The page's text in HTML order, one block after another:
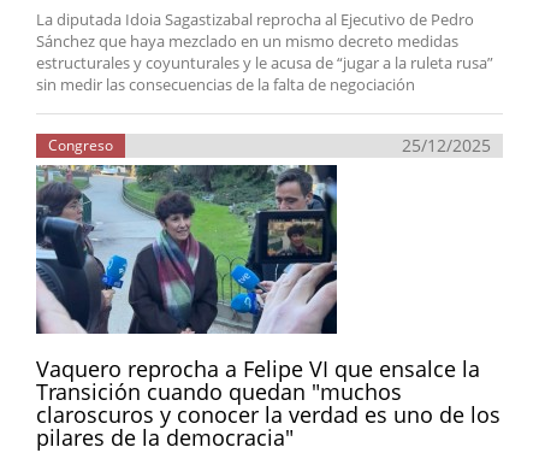
La diputada Idoia Sagastizabal reprocha al Ejecutivo de Pedro
Sánchez que haya mezclado en un mismo decreto medidas
estructurales y coyunturales y le acusa de “jugar a la ruleta rusa”
sin medir las consecuencias de la falta de negociación
Congreso 25/12/2025
Vaquero reprocha a Felipe VI que ensalce la
Transición cuando quedan "muchos
claroscuros y conocer la verdad es uno de los
pilares de la democracia"